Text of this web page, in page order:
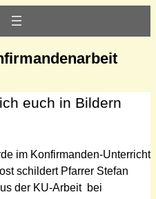
euch in Bildern
im Konfirmanden-Unterricht
schildert Pfarrer Stefan
der KU-Arbeit bei